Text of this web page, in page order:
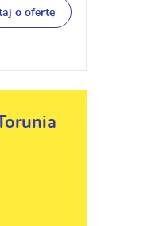
o ofertę